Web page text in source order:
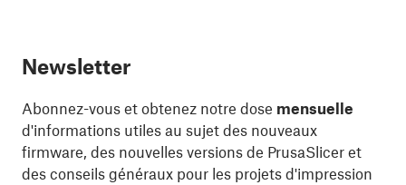
Newsletter
Abonnez-vous et obtenez notre dose mensuelle
d'informations utiles au sujet des nouveaux
firmware, des nouvelles versions de PrusaSlicer et
des conseils généraux pour les projets d'impression